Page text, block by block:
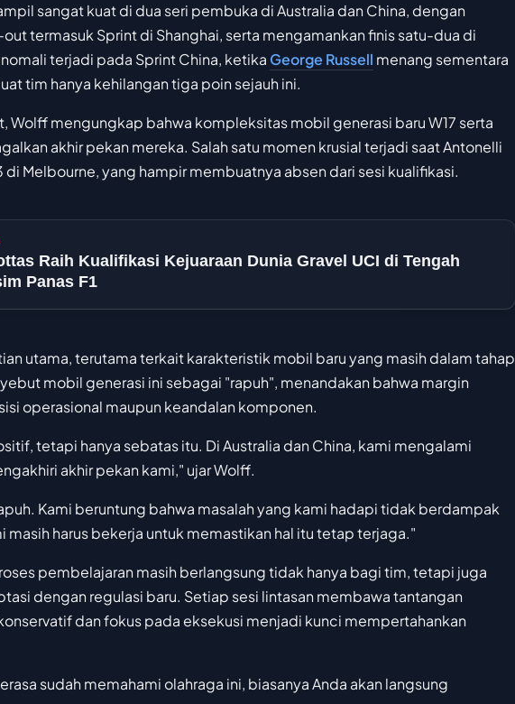
sangat kuat di dua seri pembuka di Australia dan China, dengan
termasuk Sprint di Shanghai, serta mengamankan finis satu-dua di
terjadi pada Sprint China, ketika George Russell menang sementara
tim hanya kehilangan tiga poin sejauh ini.
Wolff mengungkap bahwa kompleksitas mobil generasi baru W17 serta
akhir pekan mereka. Salah satu momen krusial terjadi saat Antonelli
Melbourne, yang hampir membuatnya absen dari sesi kualifikasi.
Raih Kualifikasi Kejuaraan Dunia Gravel UCI di Tengah
Panas F1
utama, terutama terkait karakteristik mobil baru yang masih dalam tahap
mobil generasi ini sebagai "rapuh", menandakan bahwa margin
operasional maupun keandalan komponen.
tetapi hanya sebatas itu. Di Australia dan China, kami mengalami
akhir pekan kami," ujar Wolff.
Kami beruntung bahwa masalah yang kami hadapi tidak berdampak
masih harus bekerja untuk memastikan hal itu tetap terjaga."
pembelajaran masih berlangsung tidak hanya bagi tim, tetapi juga
dengan regulasi baru. Setiap sesi lintasan membawa tantangan
dan fokus pada eksekusi menjadi kunci mempertahankan
sudah memahami olahraga ini, biasanya Anda akan langsung